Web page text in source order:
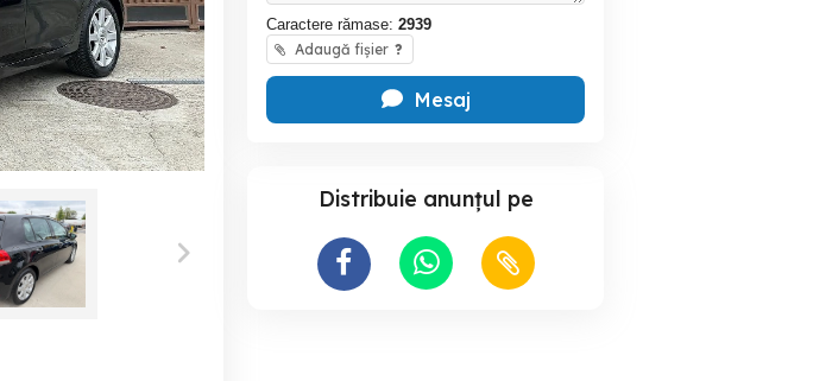
Caractere rămase: 2939
Adaugă fișier ?
Mesaj
Distribuie anunțul pe